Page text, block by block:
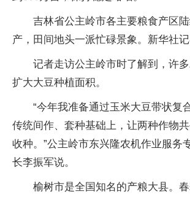
吉林省公主岭市各主要粮食产区
产，田间地头一派忙碌景象。新华社
记者走访公主岭市时了解到，许
扩大大豆种植面积。
“今年我准备通过玉米大豆带状复
传统间作、套种基础上，让两种作物
收种。”公主岭市东兴隆农机作业服务
长李振军说。
榆树市是全国知名的产粮大县。